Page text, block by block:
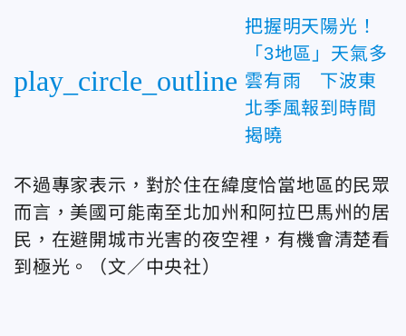
play_circle_outline
把握明天陽光！
「3地區」天氣多
雲有雨 下波東
北季風報到時間
揭曉
不過專家表示，對於住在緯度恰當地區的民眾
而言，美國可能南至北加州和阿拉巴馬州的居
民，在避開城市光害的夜空裡，有機會清楚看
到極光。（文／中央社）